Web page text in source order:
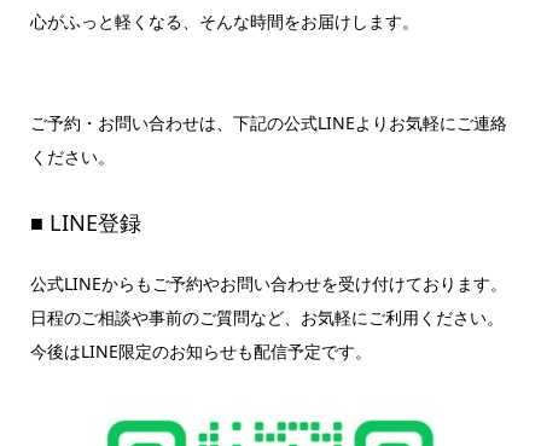
心がふっと軽くなる、そんな時間をお届けします。
ご予約・お問い合わせは、下記の公式LINEよりお気軽にご連絡
ください。
■ LINE登録
公式LINEからもご予約やお問い合わせを受け付けております。
日程のご相談や事前のご質問など、お気軽にご利用ください。
今後はLINE限定のお知らせも配信予定です。